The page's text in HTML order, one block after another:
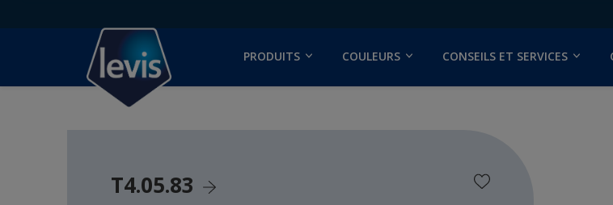
PRODUITS COULEURS CONSEILS ET SERVICES
T4.05.83